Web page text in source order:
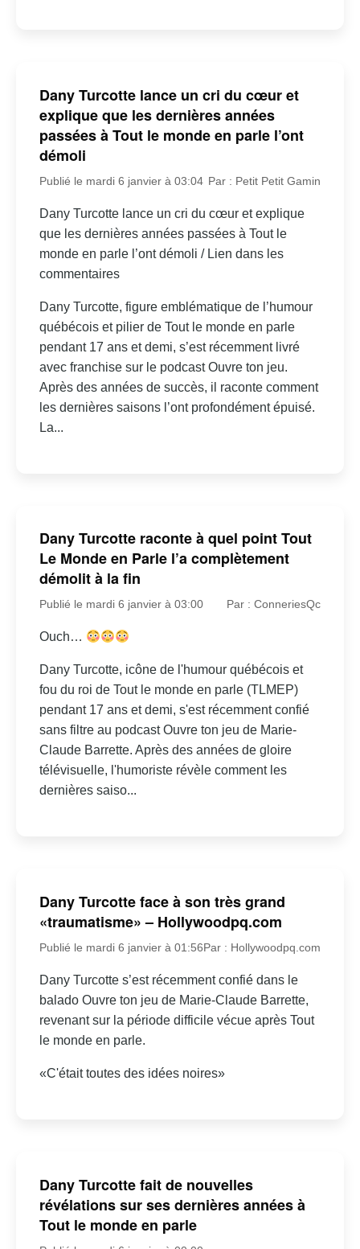
Dany Turcotte lance un cri du cœur et
explique que les dernières années
passées à Tout le monde en parle l’ont
démoli
Publié le mardi 6 janvier à 03:04 Par : Petit Petit Gamin
Dany Turcotte lance un cri du cœur et explique
que les dernières années passées à Tout le
monde en parle l’ont démoli / Lien dans les
commentaires
Dany Turcotte, figure emblématique de l’humour
québécois et pilier de Tout le monde en parle
pendant 17 ans et demi, s’est récemment livré
avec franchise sur le podcast Ouvre ton jeu.
Après des années de succès, il raconte comment
les dernières saisons l’ont profondément épuisé.
La...
Dany Turcotte raconte à quel point Tout
Le Monde en Parle l’a complètement
démolit à la fin
Publié le mardi 6 janvier à 03:00 Par : ConneriesQc
Ouch…
Dany Turcotte, icône de l'humour québécois et
fou du roi de Tout le monde en parle (TLMEP)
pendant 17 ans et demi, s'est récemment confié
sans filtre au podcast Ouvre ton jeu de Marie-
Claude Barrette. Après des années de gloire
télévisuelle, l'humoriste révèle comment les
dernières saiso...
Dany Turcotte face à son très grand
«traumatisme» – Hollywoodpq.com
Publié le mardi 6 janvier à 01:56Par : Hollywoodpq.com
Dany Turcotte s’est récemment confié dans le
balado Ouvre ton jeu de Marie-Claude Barrette,
revenant sur la période difficile vécue après Tout
le monde en parle.
«C'était toutes des idées noires»
Dany Turcotte fait de nouvelles
révélations sur ses dernières années à
Tout le monde en parle